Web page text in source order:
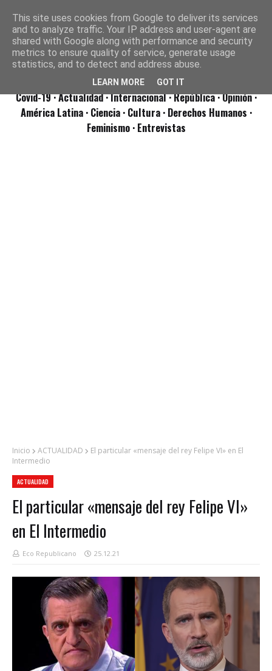
Covid-19· Actualidad· Internacional· República· Opinión·
América Latina · Ciencia · Cultura · Derechos Humanos ·
Feminismo · Entrevistas
Inicio ACTUALIDAD
El particular «mensaje del rey Felipe VI» en El
Intermedio
ACTUALIDAD
El particular «mensaje del rey Felipe VI»
en El Intermedio
Eco Republicano 25.12.21
This site uses cookies from Google to deliver its services
and to analyze traffic. Your IP address and user-agent are
shared with Google along with performance and security
metrics to ensure quality of service, generate usage
statistics, and to detect and address abuse.
LEARN MORE GOT IT